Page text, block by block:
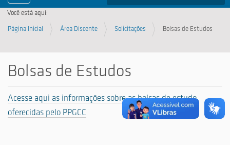
Você está aqui:
Página Inicial Área Discente Solicitações Bolsas de Estudos
Bolsas de Estudos
Acesse aqui as informações sobre as bolsas de estudo
oferecidas pelo PPGCC